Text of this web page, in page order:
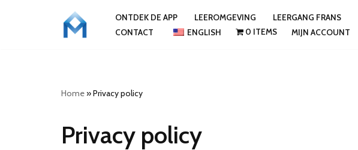
ONTDEK DE APP LEEROMGEVING LEERGANG FRANS
CONTACT
ENGLISH 0 ITEMS MIJN ACCOUNT
Home»Privacy policy
Privacy policy